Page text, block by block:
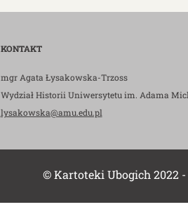
KONTAKT
mgr Agata Łysakowska-Trzoss
Wydział Historii Uniwersytetu im. Adama
lysakowska@amu.edu.pl
© Kartoteki Ubogich 2022 -